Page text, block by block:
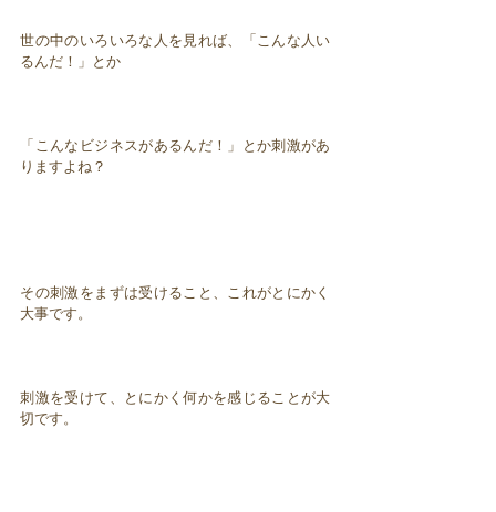
世の中のいろいろな人を見れば、「こんな人い
るんだ！」とか
「こんなビジネスがあるんだ！」とか刺激があ
りますよね？
その刺激をまずは受けること、これがとにかく
大事です。
刺激を受けて、とにかく何かを感じることが大
切です。